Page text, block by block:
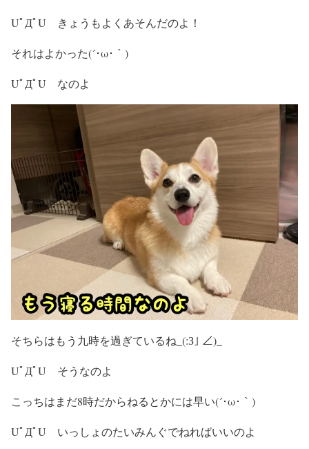
UﾟДﾟU きょうもよくあそんだのよ！
それはよかった(´･ω･｀)
UﾟДﾟU なのよ
そちらはもう九時を過ぎているね_(:З｣ ∠)_
UﾟДﾟU そうなのよ
こっちはまだ8時だからねるとかには早い(´･ω･｀)
UﾟДﾟU いっしょのたいみんぐでねればいいのよ